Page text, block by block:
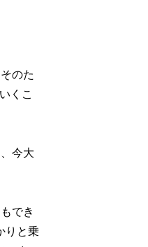
のた
くこ
今大
でき
りと乗